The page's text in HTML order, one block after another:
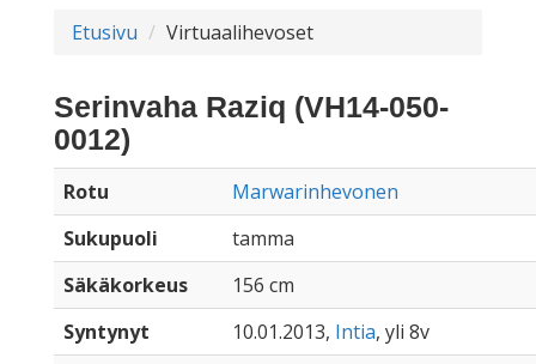
Etusivu Virtuaalihevoset
Serinvaha Raziq (VH14-050-
0012)
Rotu
Marwarinhevonen
Sukupuoli
tamma
Säkäkorkeus
156 cm
Syntynyt
10.01.2013, Intia, yli 8v